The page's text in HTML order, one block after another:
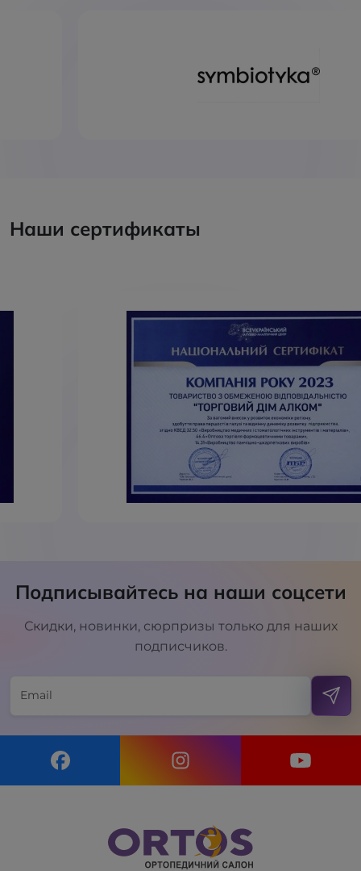
Наши сертификаты
Подписывайтесь на наши соцсети
Скидки, новинки, сюрпризы только для наших
подписчиков.